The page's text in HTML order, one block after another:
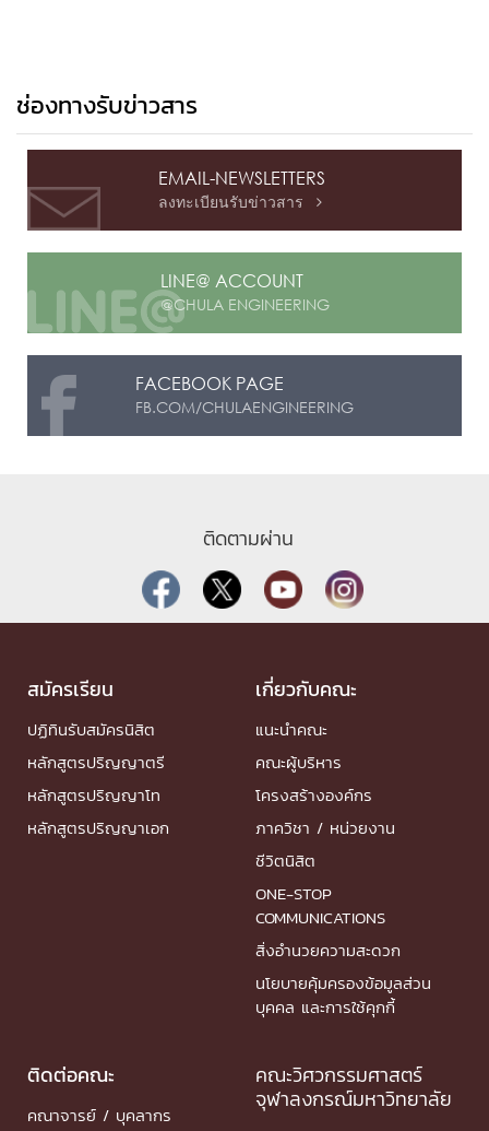
ช่องทางรับข่าวสาร
EMAIL-NEWSLETTERS
ลงทะเบียนรับข่าวสาร 
LINE@ ACCOUNT
@CHULA ENGINEERING
FACEBOOK PAGE
FB.COM/CHULAENGINEERING
ติดตามผ่าน
สมัครเรียน
ปฏิทินรับสมัครนิสิต
หลักสูตรปริญญาตรี
หลักสูตรปริญญาโท
หลักสูตรปริญญาเอก
เกี่ยวกับคณะ
แนะนำคณะ
คณะผู้บริหาร
โครงสร้างองค์กร
ภาควิชา / หน่วยงาน
ชีวิตนิสิต
ONE-STOP
COMMUNICATIONS
สิ่งอำนวยความสะดวก
นโยบายคุ้มครองข้อมูลส่วน
บุคคล และการใช้คุกกี้
ติดต่อคณะ
คณาจารย์ / บุคลากร
คณะวิศวกรรมศาสตร์
จุฬาลงกรณ์มหาวิทยาลัย